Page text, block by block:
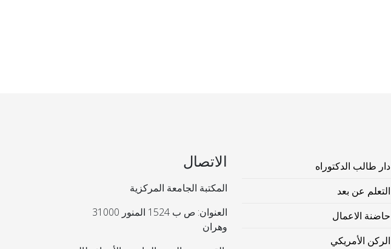
دار طالب الدكتوراه
التعلم عن بعد
حاضنة الاعمال
الركن الأمريكي
الاتصال
المكتبة الجامعة المركزية
العنوان: ص ب 1524 المنور 31000
وهران